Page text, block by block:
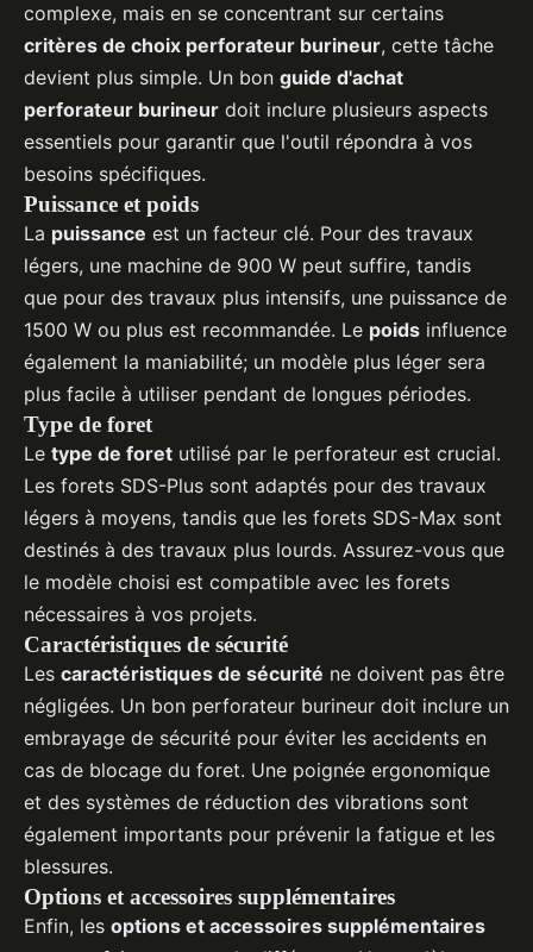
complexe, mais en se concentrant sur certains
critères de choix perforateur burineur, cette tâche
devient plus simple. Un bon guide d'achat
perforateur burineur doit inclure plusieurs aspects
essentiels pour garantir que l'outil répondra à vos
besoins spécifiques.
Puissance et poids
La puissance est un facteur clé. Pour des travaux
légers, une machine de 900 W peut suffire, tandis
que pour des travaux plus intensifs, une puissance de
1500 W ou plus est recommandée. Le poids influence
également la maniabilité; un modèle plus léger sera
plus facile à utiliser pendant de longues périodes.
Type de foret
Le type de foret utilisé par le perforateur est crucial.
Les forets SDS-Plus sont adaptés pour des travaux
légers à moyens, tandis que les forets SDS-Max sont
destinés à des travaux plus lourds. Assurez-vous que
le modèle choisi est compatible avec les forets
nécessaires à vos projets.
Caractéristiques de sécurité
Les caractéristiques de sécurité ne doivent pas être
négligées. Un bon perforateur burineur doit inclure un
embrayage de sécurité pour éviter les accidents en
cas de blocage du foret. Une poignée ergonomique
et des systèmes de réduction des vibrations sont
également importants pour prévenir la fatigue et les
blessures.
Options et accessoires supplémentaires
Enfin, les options et accessoires supplémentaires